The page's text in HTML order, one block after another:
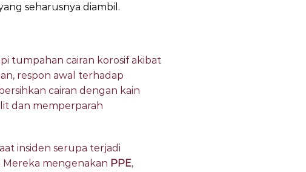
seharusnya diambil.
tumpahan cairan korosif akibat
respon awal terhadap
cairan dengan kain
dan memperparah
insiden serupa terjadi
mengenakan PPE,